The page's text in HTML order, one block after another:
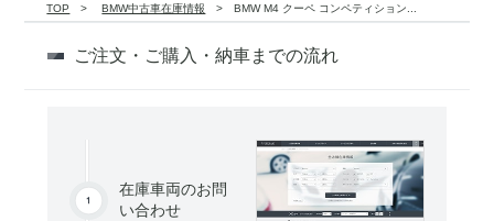
TOP BMW中古車在庫情報 BMW M4 クーペ コンペティション...
ご注文・ご購入・納車までの流れ
在庫車両のお問
い合わせ